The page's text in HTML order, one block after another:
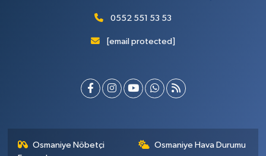
0552 551 53 53
[email protected]
Osmaniye Nöbetçi
Osmaniye Hava Durumu